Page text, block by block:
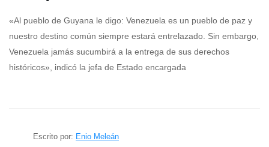
«Al pueblo de Guyana le digo: Venezuela es un pueblo de paz y
nuestro destino común siempre estará entrelazado. Sin embargo,
Venezuela jamás sucumbirá a la entrega de sus derechos
históricos», indicó la jefa de Estado encargada
Escrito por: Enio Meleán